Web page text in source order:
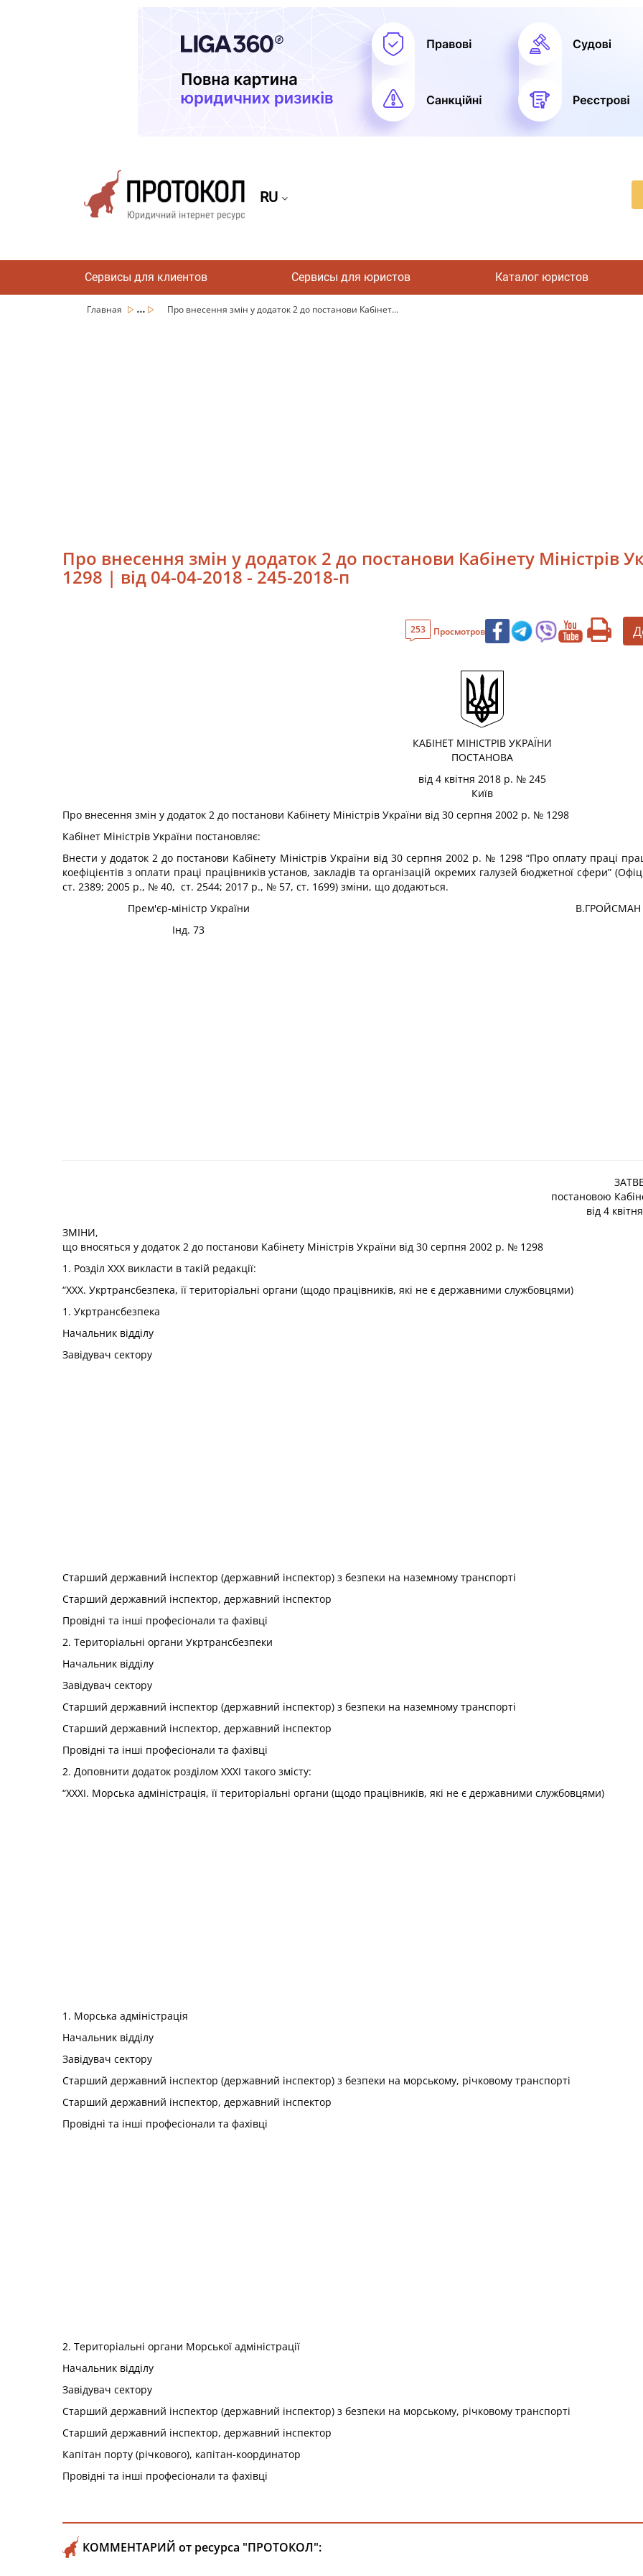
RU
Сервисы для клиентов Сервисы для юристов Каталог юристов
Главная ... Про внесення змін у додаток 2 до постанови Кабінет...
Про внесення змін у додаток 2 до постанови Кабінету Міністрів
1298 | від 04-04-2018 - 245-2018-п
253 Просмотров
КАБІНЕТ МІНІСТРІВ УКРАЇНИ
ПОСТАНОВА
від 4 квітня 2018 р. № 245
Київ
Про внесення змін у додаток 2 до постанови Кабінету Міністрів України від 30 серпня 2002 р. № 1298
Кабінет Міністрів України постановляє:
Внести у додаток 2 до постанови Кабінету Міністрів України від 30 серпня 2002 р. № 1298 “Про оплату праці
коефіцієнтів з оплати праці працівників установ, закладів та організацій окремих галузей бюджетної сфери”
ст. 2389; 2005 р., № 40, ст. 2544; 2017 р., № 57, ст. 1699) зміни, що додаються.
Прем'єр-міністр України
В.ГРОЙСМАН
Інд. 73
постановою
від 4
ЗМІНИ,
що вносяться у додаток 2 до постанови Кабінету Міністрів України від 30 серпня 2002 р. № 1298
1. Розділ XXX викласти в такій редакції:
“XXX. Укртрансбезпека, її територіальні органи (щодо працівників, які не є державними службовцями)
1. Укртрансбезпека
Начальник відділу
Завідувач сектору
Старший державний інспектор (державний інспектор) з безпеки на наземному транспорті
Старший державний інспектор, державний інспектор
Провідні та інші професіонали та фахівці
2. Територіальні органи Укртрансбезпеки
Начальник відділу
Завідувач сектору
Старший державний інспектор (державний інспектор) з безпеки на наземному транспорті
Старший державний інспектор, державний інспектор
Провідні та інші професіонали та фахівці
2. Доповнити додаток розділом XXXI такого змісту:
“XXXI. Морська адміністрація, її територіальні органи (щодо працівників, які не є державними службовцями)
1. Морська адміністрація
Начальник відділу
Завідувач сектору
Старший державний інспектор (державний інспектор) з безпеки на морському, річковому транспорті
Старший державний інспектор, державний інспектор
Провідні та інші професіонали та фахівці
2. Територіальні органи Морської адміністрації
Начальник відділу
Завідувач сектору
Старший державний інспектор (державний інспектор) з безпеки на морському, річковому транспорті
Старший державний інспектор, державний інспектор
Капітан порту (річкового), капітан-координатор
Провідні та інші професіонали та фахівці
КОММЕНТАРИЙ от ресурса "ПРОТОКОЛ":